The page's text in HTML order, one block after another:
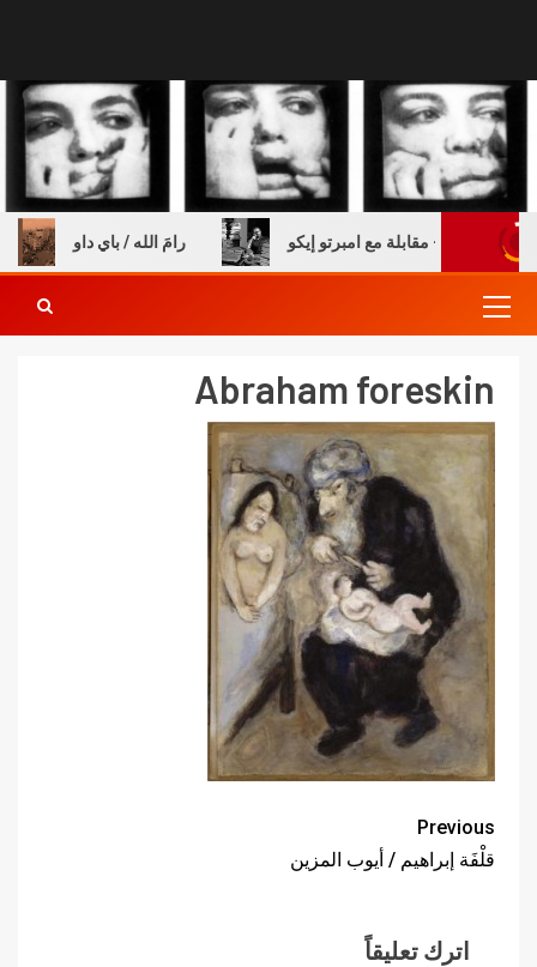
رامَ الله / باي داو والكتب – مقابلة مع امبرتو إيكو
Abraham foreskin
Previous
قلْفَة إبراهيم / أيوب المزين
اترك تعليقاً